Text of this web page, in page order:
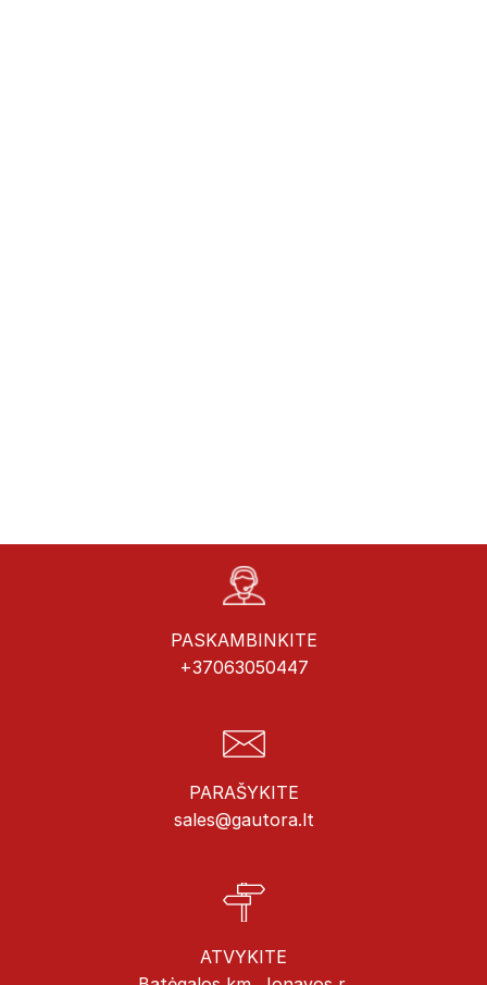
PASKAMBINKITE
+37063050447
PARAŠYKITE
sales@gautora.lt
ATVYKITE